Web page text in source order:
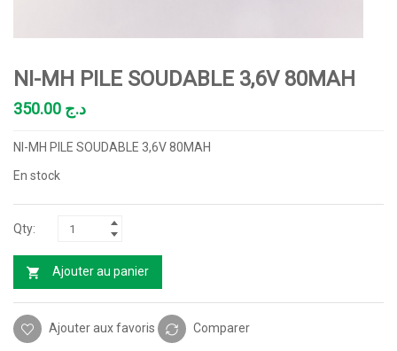
NI-MH PILE SOUDABLE 3,6V 80MAH
د.ج
NI-MH PILE SOUDABLE 3,6V 80MAH
En stock
Ajouter au panier
Ajouter aux favoris Comparer